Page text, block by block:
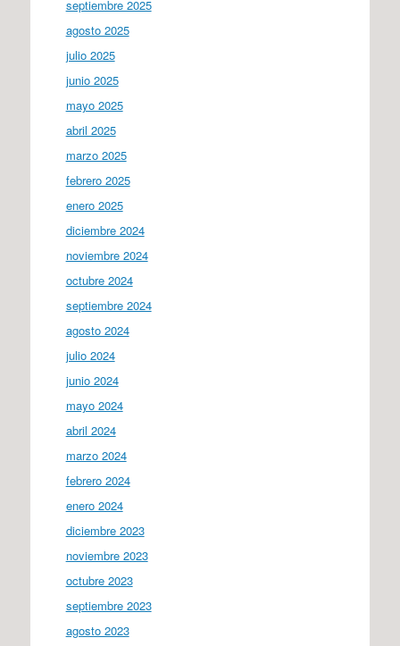
septiembre 2025
agosto 2025
julio 2025
junio 2025
mayo 2025
abril 2025
marzo 2025
febrero 2025
enero 2025
diciembre 2024
noviembre 2024
octubre 2024
septiembre 2024
agosto 2024
julio 2024
junio 2024
mayo 2024
abril 2024
marzo 2024
febrero 2024
enero 2024
diciembre 2023
noviembre 2023
octubre 2023
septiembre 2023
agosto 2023